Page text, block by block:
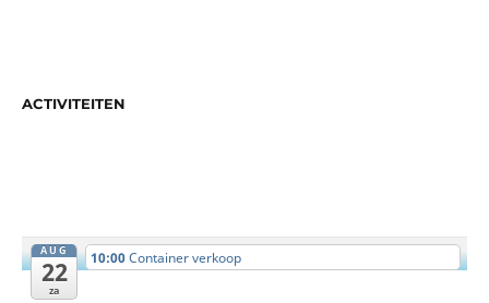
ACTIVITEITEN
AUG
22
za
10:00Container verkoop